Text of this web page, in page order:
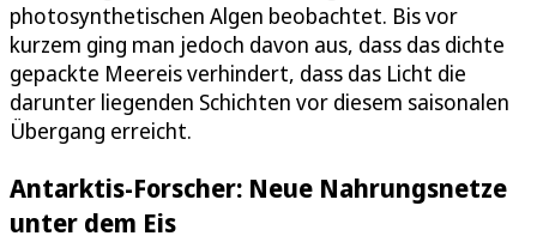
photosynthetischen Algen beobachtet. Bis vor
kurzem ging man jedoch davon aus, dass das dichte
gepackte Meereis verhindert, dass das Licht die
darunter liegenden Schichten vor diesem saisonalen
Übergang erreicht.
Antarktis-Forscher: Neue Nahrungsnetze
unter dem Eis